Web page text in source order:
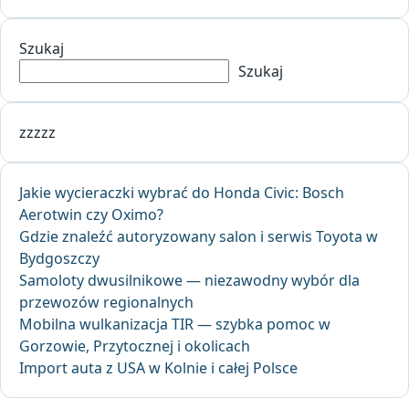
Szukaj
Szukaj
zzzzz
Jakie wycieraczki wybrać do Honda Civic: Bosch
Aerotwin czy Oximo?
Gdzie znaleźć autoryzowany salon i serwis Toyota w
Bydgoszczy
Samoloty dwusilnikowe — niezawodny wybór dla
przewozów regionalnych
Mobilna wulkanizacja TIR — szybka pomoc w
Gorzowie, Przytocznej i okolicach
Import auta z USA w Kolnie i całej Polsce